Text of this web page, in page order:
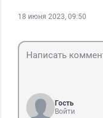
18 июня 2023, 09:50
Гость
Войти